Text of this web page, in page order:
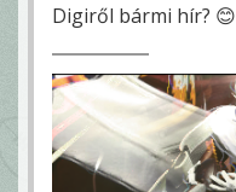
Digiről bármi hír? 😊